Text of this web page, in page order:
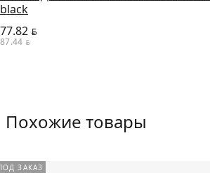
black
77.82 BYN
87.44 BYN
Похожие товары
ЗАКАЗ